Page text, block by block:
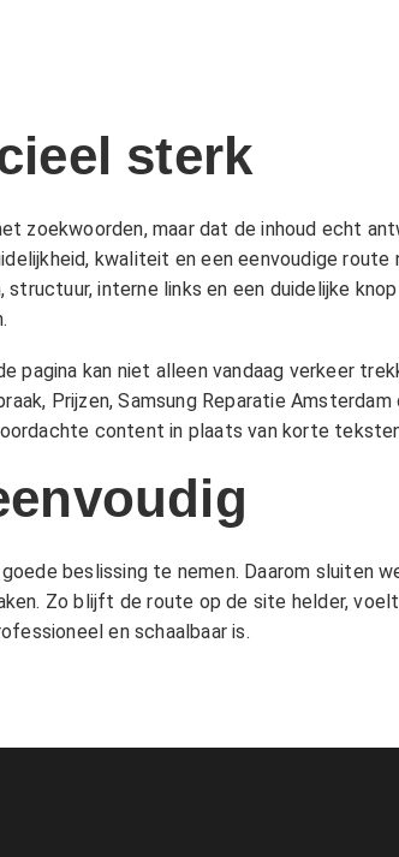
sterk
zoekwoorden, maar dat de inhoud echt
kwaliteit en een eenvoudige route
interne links en een duidelijke
kan niet alleen vandaag verkeer
, Prijzen,Samsung Reparatie Amsterdam
content in plaats van korte
beslissing te nemen. Daarom sluiten
Zo blijft de route op de site helder,
en schaalbaar is.